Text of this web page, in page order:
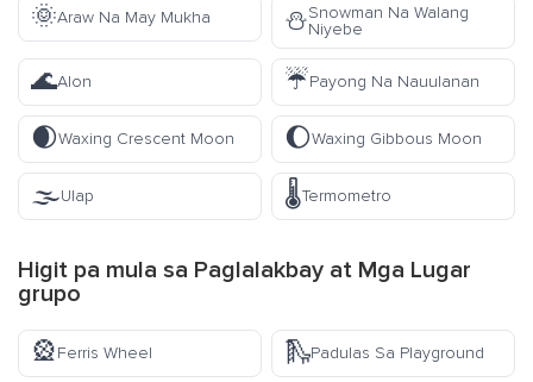
🌞Araw Na May Mukha ⛄Snowman Na Walang
Niyebe
🌊Alon ☔Payong Na Nauulanan
🌒Waxing Crescent Moon 🌔Waxing Gibbous Moon
🌫️Ulap 🌡️Termometro
Higit pa mula sa Paglalakbay at Mga Lugar
grupo
🎡Ferris Wheel 🛝Padulas Sa Playground